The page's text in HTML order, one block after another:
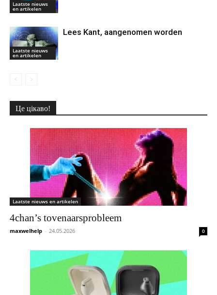
Laatste nieuws
en artikelen
Laatste nieuws
en artikelen
Lees Kant, aangenomen worden
Це цікаво!
Laatste nieuws en artikelen
4chan’s tovenaarsprobleem
maxwelhelp - 24.05.2026 0